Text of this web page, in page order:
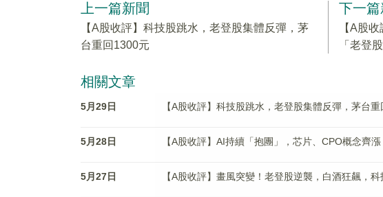
上一篇新聞
【A股收評】科技股跳水，老登股集體反彈，茅
台重回1300元
下一篇
【A股
「老登
相關文章
5月29日 【A股收評】科技股跳水，老登股集體反彈，茅台
5月28日 【A股收評】AI持續「抱團」，芯片、CPO概念齊漲
5月27日 【A股收評】畫風突變！老登股逆襲，白酒狂飆，科